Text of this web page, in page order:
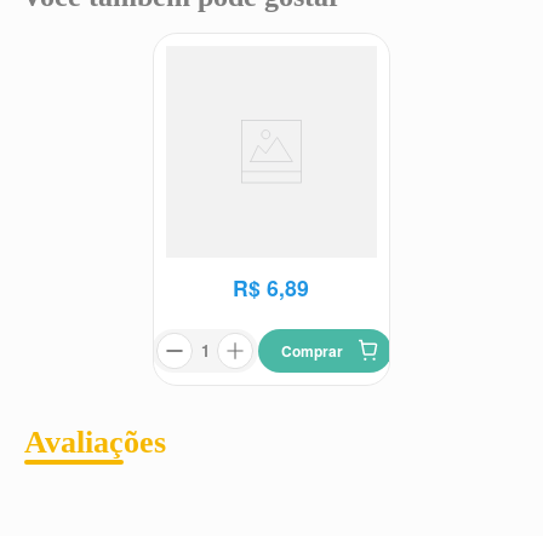
R$ 6,89
Comprar
Avaliações